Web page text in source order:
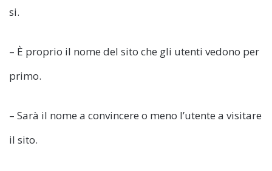
si.
– È proprio il nome del sito che gli utenti vedono per
primo.
– Sarà il nome a convincere o meno l’utente a visitare
il sito.